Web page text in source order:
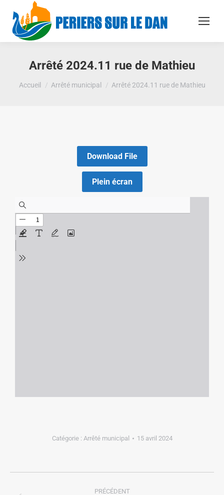
Arrêté 2024.11 rue de Mathieu
Vous êtes ici :
Accueil Arrêté municipal Arrêté 2024.11 rue de Mathieu
Download File
Plein écran
Catégorie : Arrêté municipal 15 avril 2024
PRÉCÉDENT